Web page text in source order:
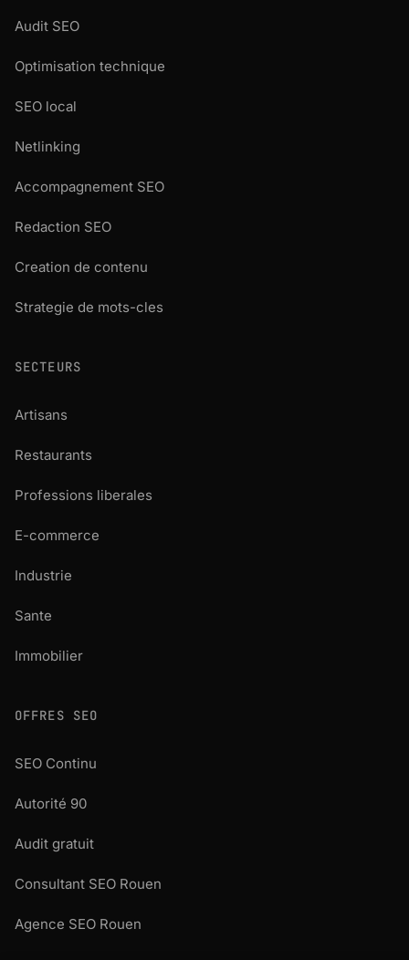
Audit SEO
Optimisation technique
SEO local
Netlinking
Accompagnement SEO
Redaction SEO
Creation de contenu
Strategie de mots-cles
SECTEURS
Artisans
Restaurants
Professions liberales
E-commerce
Industrie
Sante
Immobilier
OFFRES SEO
SEO Continu
Autorité 90
Audit gratuit
Consultant SEO Rouen
Agence SEO Rouen